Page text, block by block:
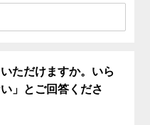
ただけますか。いら
」とご回答くださ